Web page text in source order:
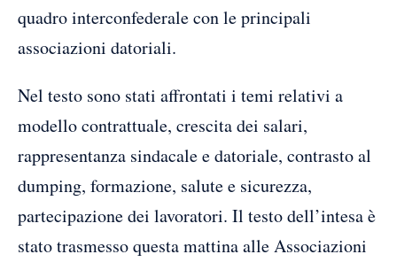
quadro interconfederale con le principali
associazioni datoriali.
Nel testo sono stati affrontati i temi relativi a
modello contrattuale, crescita dei salari,
rappresentanza sindacale e datoriale, contrasto al
dumping, formazione, salute e sicurezza,
partecipazione dei lavoratori. Il testo dell’intesa è
stato trasmesso questa mattina alle Associazioni